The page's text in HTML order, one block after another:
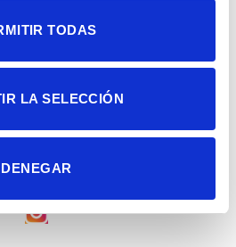
TODAS
LA SELECCIÓN
DENEGAR
de Investigaciones Científicas
Juan | Sant Joan d’Alacant
Contacto